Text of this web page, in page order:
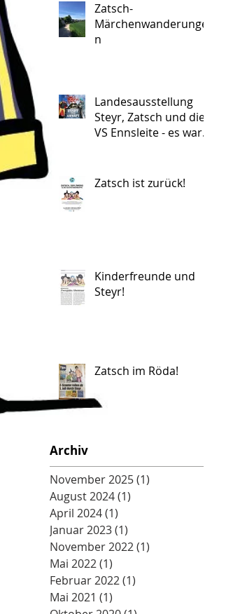
Zatsch-
Märchenwanderunge
n
Landesausstellung
Steyr, Zatsch und die
VS Ennsleite - es war
Zatsch ist zurück!
Kinderfreunde und
Steyr!
Zatsch im Röda!
Archiv
November 2025(1)
August 2024(1)
April 2024(1)
Januar 2023(1)
November 2022(1)
Mai 2022(1)
Februar 2022(1)
Mai 2021 (1)